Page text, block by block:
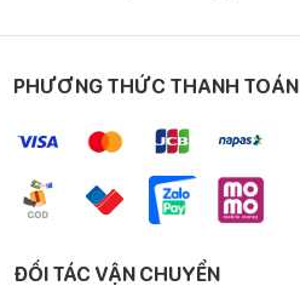
bé trong
PHƯƠNG THỨC THANH TOÁN
ĐỐI TÁC VẬN CHUYỂN